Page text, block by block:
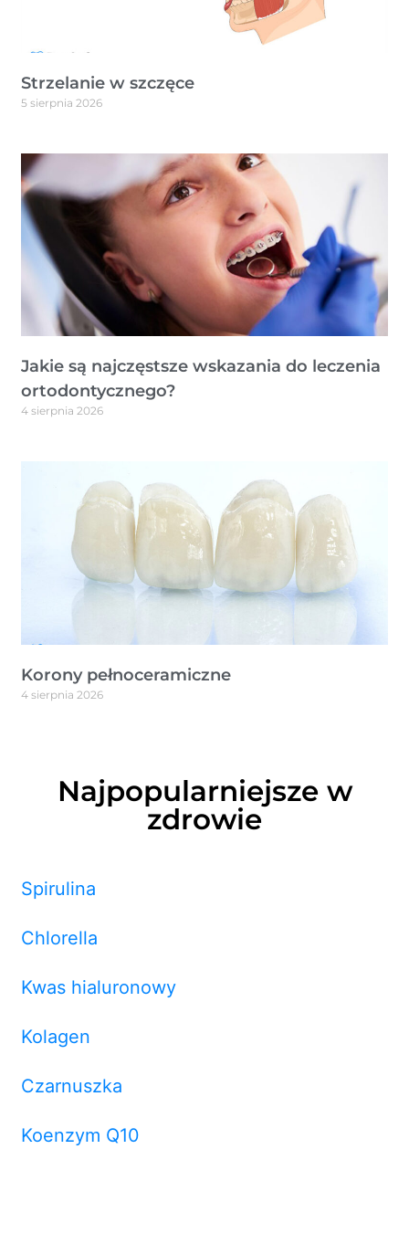
Strzelanie w szczęce
5 sierpnia 2026
Jakie są najczęstsze wskazania do leczenia
ortodontycznego?
4 sierpnia 2026
Korony pełnoceramiczne
4 sierpnia 2026
Najpopularniejsze w
zdrowie
Spirulina
Chlorella
Kwas hialuronowy
Kolagen
Czarnuszka
Koenzym Q10